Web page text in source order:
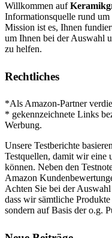
Willkommen auf
Informationsquelle rund um
Mission ist es, Ihnen
um Ihnen bei der Auswahl
zu helfen.
Rechtliches
*Als Amazon-Partner
* gekennzeichnete Links
Werbung.
Unsere Testberichte
Testquellen, damit wir eine
können. Neben den
Amazon
Achten Sie bei der
dass wir sämtliche
sondern auf Basis der o.g.